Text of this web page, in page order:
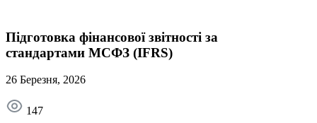
Підготовка фінансової звітності за
стандартами МСФЗ (IFRS)
26 Березня, 2026
147